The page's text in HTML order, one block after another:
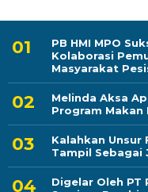
PB HMI MPO
Kolaborasi
Masyarakat
Melinda Aksa
Program Makan
Kalahkan
Tampil Sebagai
Digelar Oleh PT